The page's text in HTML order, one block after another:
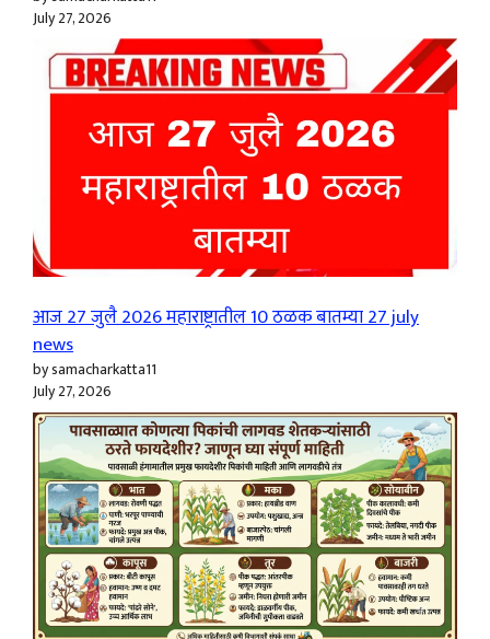
July 27, 2026
आज 27 जुलै 2026 महाराष्ट्रातील 10 ठळक बातम्या 27 july
news
by samacharkatta11
July 27, 2026